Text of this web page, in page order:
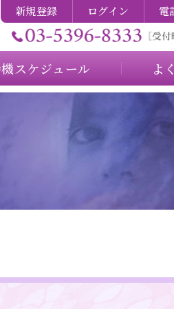
新規登録 ログイン 電
スケジュール よ